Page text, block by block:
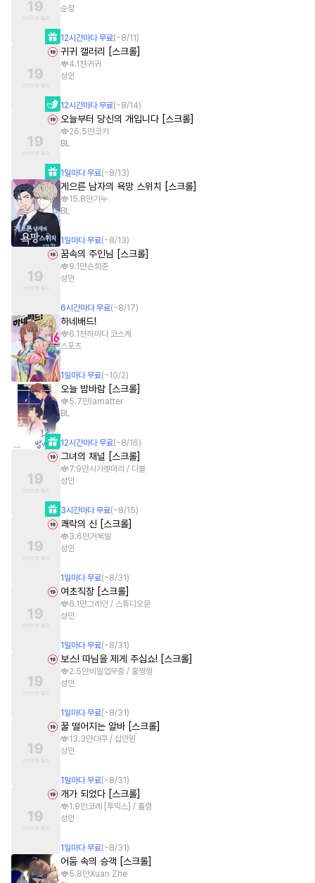
순정
12시간마다 무료(~8/11 )
귀귀 갤러리 [스크롤]
4.1천귀귀
성인
12시간마다 무료(~8/14)
오늘부터 당신의 개입니다 [스크롤]
26.5만코카
BL
1 일마다 무료(~8/13)
게으른 남자의 욕망 스위치 [스크롤]
15.8만가누
BL
1 일마다 무료(~8/13)
꿈속의 주인님 [스크롤]
9.1만손희준
성인
6시간마다 무료(~8/17)
하네배드!
6.1천하마다 코스케
스포츠
1 일마다 무료(~10/2)
오늘 밤바람 [스크롤]
5.7만 lamatter
BL
12시간마다 무료(~8/16)
그녀의 채널 [스크롤]
7.9만시가렛머리 / 다블
성인
3시간마다 무료(~8/15)
쾌락의 신 [스크롤]
3.6만거북발
성인
1 일마다 무료(~8/31 )
여초직장 [스크롤]
6.1만그레인 / 스튜디오문
성인
1 일마다 무료(~8/31 )
보스! 따님을 제게 주십쇼! [스크롤]
2.5만비밀업무중 / 홍짱짱
성인
1 일마다 무료(~8/31 )
꿀 떨어지는 알바 [스크롤]
13.3만대쿠 / 십만원
성인
1 일마다 무료(~8/31 )
개가 되었다 [스크롤]
1.9만코레 [투믹스] / 홀령
성인
1 일마다 무료(~8/31 )
어둠 속의 승객 [스크롤]
5.8만Xuan Zhe